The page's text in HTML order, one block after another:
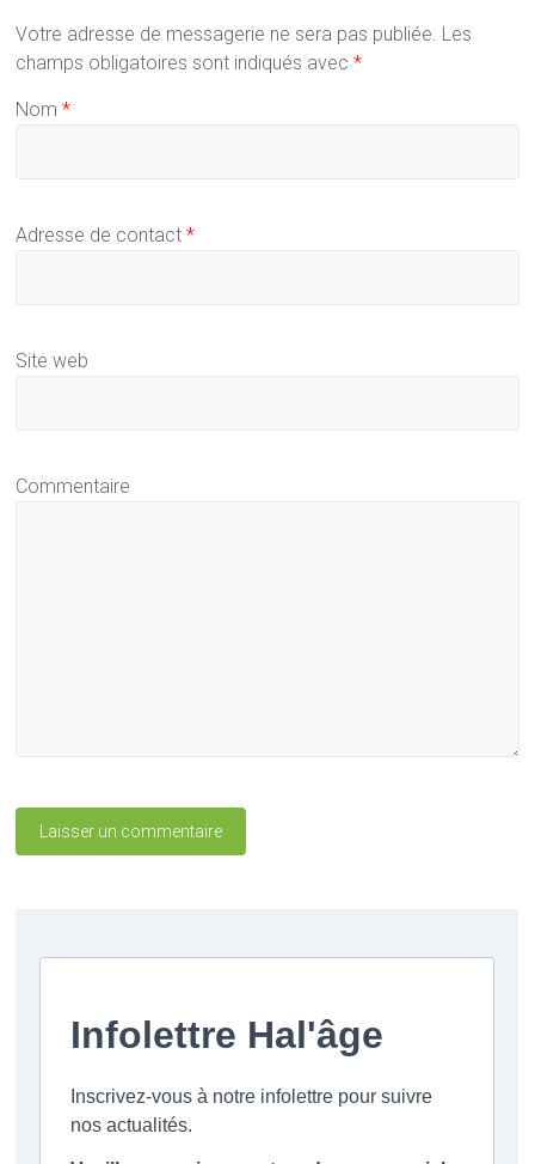
Votre adresse de messagerie ne sera pas publiée. Les
champs obligatoires sont indiqués avec*
Nom*
Adresse de contact*
Site web
Commentaire